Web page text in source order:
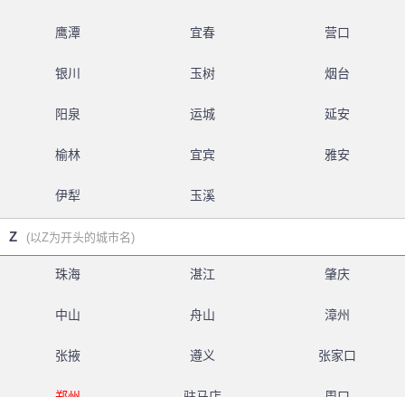
鹰潭 宜春 营口
银川 玉树 烟台
阳泉 运城 延安
榆林 宜宾 雅安
伊犁 玉溪
Z (以Z为开头的城市名)
珠海 湛江 肇庆
中山 舟山 漳州
张掖 遵义 张家口